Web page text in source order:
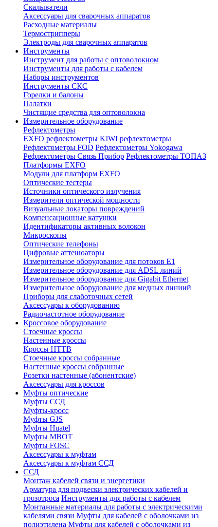
Скалыватели
Аксессуары для сварочных аппаратов
Расходные материалы
Термострипперы
Электроды для сварочных аппаратов
Инструменты
Инструмент для работы с оптоволокном
Инструменты для работы с кабелем
Наборы инструментов
Инструменты СКС
Горелки и балоны
Палатки
Чистящие средства для оптоволокна
Измерительное оборудование
Рефлектометры
EXFO рефлектометры KIWI рефлектометры
Рефлектометры FOD Рефлектометры Yokogawa
Рефлектометры Связь Прибор Рефлектометры ТОПАЗ
Платформы EXFO
Модули для платформ EXFO
Оптические тестеры
Источники оптического излучения
Измерители оптической мощности
Визуальные локаторы повреждений
Компенсационные катушки
Идентификаторы активных волокон
Микроскопы
Оптические телефоны
Цифровые аттенюаторы
Измерительное оборудование для потоков Е1
Измерительное оборудование для ADSL линий
Измерительное оборудование для Gigabit Ethernet
Измерительное оборудование для медных линиий
Приборы для слаботочных сетей
Аксессуары к оборудованию
Радиочастотное оборудование
Кроссовое оборудование
Стоечные кроссы
Настенные кроссы
Кроссы HTTB
Стоечные кроссы собранные
Настенные кроссы собранные
Розетки настенные (абонентские)
Аксессуары для кроссов
Муфты оптические
Муфты ССД
Муфты-кросс
Муфты GJS
Муфты Huatel
Муфты МВОТ
Муфты FOSC
Аксессуары к муфтам
Аксессуары к муфтам ССД
ССД
Монтаж кабелей связи и энергетики
Арматура для подвески электрических кабелей и
грозотроса Инструменты для работы с кабелем
Монтажные материалы для работы с электрическими
кабелями связи Муфты для кабелей с оболочками из
полиэтилена Муфты для кабелей с оболочками из